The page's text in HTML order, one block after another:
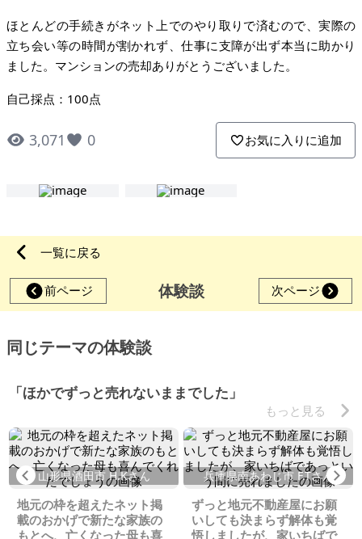
ほとんどの手続きがネット上でのやり取りで済むので、実際の
立ち会い等の時間が割かれず、仕事に支障が出ず本当に助かり
ました。マンションの売却ありがとうございました。
自己採点：100点
3,071 0 お気に入りに追加
一覧に戻る
前ページ 体験談 次ページ
同じテーマの体験談
「ほかでずっと売れないままでした」
もっと見る
Previous
山形県酒田市 H.Kさん
地元の枠を超えたネット掲
載のおかげで新たな家族の
もとへ、亡くなった母も喜
兵庫県南あわじ市 F.Tさん
ずっと地元不動産屋にお願
いしても決まらず解体も覚
悟しましたが、家いちばで